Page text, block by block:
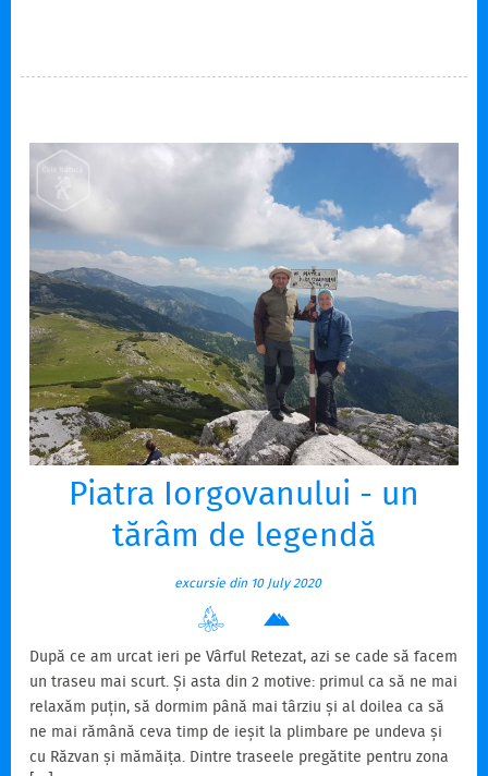
Piatra Iorgovanului - un
tărâm de legendă
excursie din 10 July 2020
După ce am urcat ieri pe Vârful Retezat, azi se cade să facem
un traseu mai scurt. Și asta din 2 motive: primul ca să ne mai
relaxăm puțin, să dormim până mai târziu și al doilea ca să
ne mai rămână ceva timp de ieșit la plimbare pe undeva și
cu Răzvan și mămăița. Dintre traseele pregătite pentru zona